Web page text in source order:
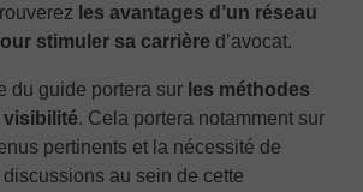
les avantages d’un réseau
stimuler sa carrière d’avocat.
du guide portera sur les méthodes
. Cela portera notamment sur
pertinents et la nécessité de
au sein de cette